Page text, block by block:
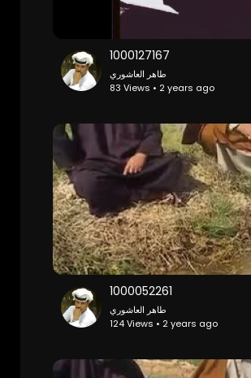
1000127167
طاهر العاشوري
83 Views • 2 years ago
1000052261
طاهر العاشوري
124 Views • 2 years ago